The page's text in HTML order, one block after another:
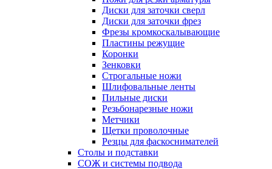
Диски для заточки сверл
Диски для заточки фрез
Фрезы кромкоскалывающие
Пластины режущие
Коронки
Зенковки
Строгальные ножи
Шлифовальные ленты
Пильные диски
Резьбонарезные ножи
Метчики
Щетки проволочные
Резцы для фаскоснимателей
Столы и подставки
СОЖ и системы подвода